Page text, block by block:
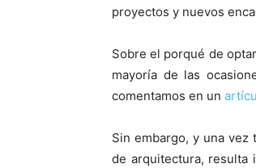
proyectos y nuevos
Sobre el porqué de
mayoría de las
comentamos en un
Sin embargo, y una
de arquitectura, resulta